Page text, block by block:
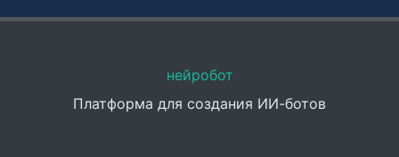
нейробот
Платформа для создания ИИ-ботов